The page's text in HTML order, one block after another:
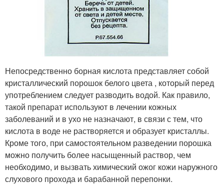
Непосредственно борная кислота представляет собой
кристаллический порошок белого цвета , который перед
употреблением следует разводить водой. Как правило,
такой препарат используют в лечении кожных
заболеваний и в ухо не назначают, в связи с тем, что
кислота в воде не растворяется и образует кристаллы.
Кроме того, при самостоятельном разведении порошка
можно получить более насыщенный раствор, чем
необходимо, и вызвать химический ожог кожи наружного
слухового прохода и барабанной перепонки.